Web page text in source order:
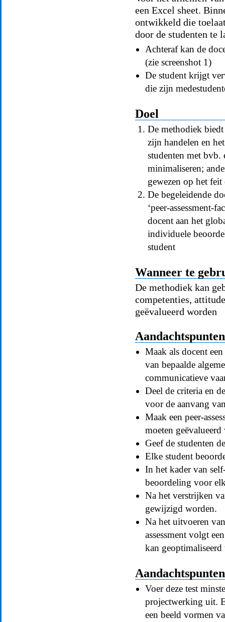
een Excel sheet.
ontwikkeld die
door de studenten te
Achteraf kan de
(zie screenshot 1)
De student krijgt
die zijn
Doel
De methodiek
zijn handelen en
studenten met bvb.
minimaliseren;
gewezen op het feit
De begeleidende
‘peer-assessment-
docent aan het
individuele
student
Wanneer te
De methodiek kan
competenties,
geëvalueerd worden
Maak als docent
van bepaalde
communicatieve
Deel de criteria en
voor de aanvang
Maak een peer-
moeten
Geef de studenten
Elke student
In het kader van
beoordeling voor
Na het verstrijken
gewijzigd worden.
Na het uitvoeren
assessment volgt
kan
Voer deze test
projectwerking uit.
een beeld vormen